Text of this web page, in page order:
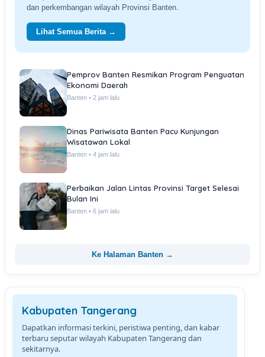
dan perkembangan wilayah Provinsi Banten.
Lihat Semua Berita →
Pemprov Banten Resmikan Program Penguatan
Ekonomi Daerah
Banten • 2 jam lalu
Dinas Pariwisata Banten Pacu Kunjungan
Wisatawan Lokal
Banten • 4 jam lalu
Perbaikan Jalan Lintas Provinsi Target Selesai
Bulan Ini
Banten • 6 jam lalu
Ke Halaman Banten →
Kabupaten Tangerang
Dapatkan informasi terkini, peristiwa penting, dan kabar
terbaru seputar wilayah Kabupaten Tangerang dan
sekitarnya.